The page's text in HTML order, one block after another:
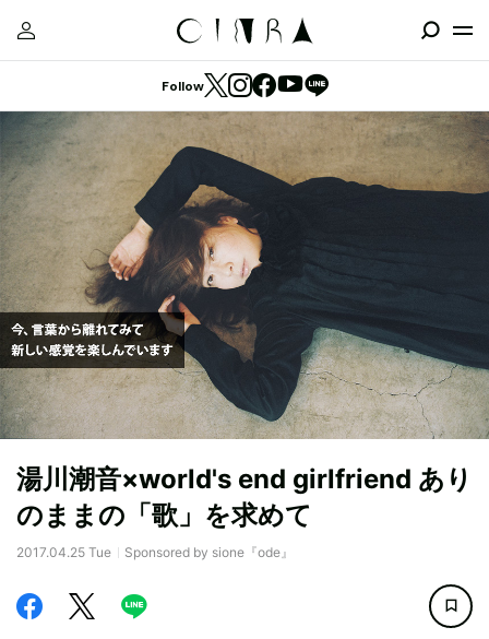
Follow
湯川潮音×world's end girlfriend あり
のままの「歌」を求めて
2017.04.25 Tue Sponsored by sione『ode』